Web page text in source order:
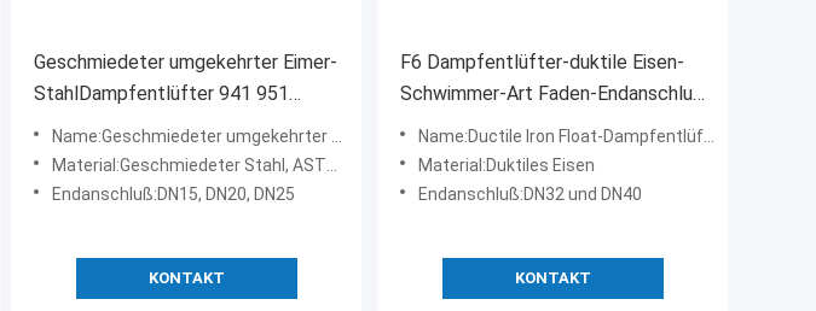
Geschmiedeter umgekehrter Eimer-
StahlDampfentlüfter 941 951
vorbildliches Flansch-Ende Thread
DN15
Name:Geschmiedeter umgekehrter Eimer-StahlDampfentlüfter
Material:Geschmiedeter Stahl, ASTM A105. WCB
Endanschluß:DN15, DN20, DN25
KONTAKT
F6 Dampfentlüfter-duktile Eisen-
Schwimmer-Art Faden-Endanschluß
des Modell-DSC
Name:Ductile Iron Float-Dampfentlüfter des Modell-F6
Material:Duktiles Eisen
Endanschluß:DN32 und DN40
KONTAKT